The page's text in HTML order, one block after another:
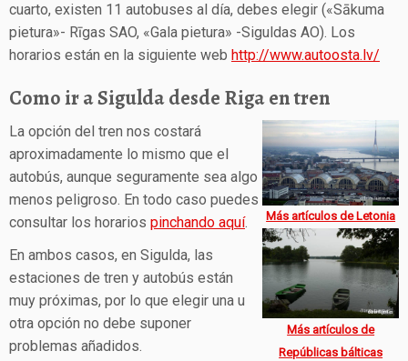
cuarto, existen 11 autobuses al día, debes elegir («Sākuma
pietura»- Rīgas SAO, «Gala pietura» -Siguldas AO). Los
horarios están en la siguiente web http://www.autoosta.lv/
Como ir a Sigulda desde Riga en tren
Más artículos de Letonia
Más artículos de
Repúblicas bálticas
La opción del tren nos costará
aproximadamente lo mismo que el
autobús, aunque seguramente sea algo
menos peligroso. En todo caso puedes
consultar los horarios pinchando aquí.
En ambos casos, en Sigulda, las
estaciones de tren y autobús están
muy próximas, por lo que elegir una u
otra opción no debe suponer
problemas añadidos.